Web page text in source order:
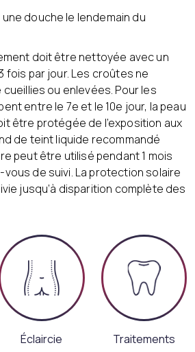
douche le lendemain du
doit être nettoyée avec un
fois par jour. Les croûtes ne
ou enlevées. Pour les
entre le 7e et le 10e jour, la peau
être protégée de l’exposition aux
de teint liquide recommandé
peut être utilisé pendant 1 mois
vous de suivi. La protection solaire
jusqu’à disparition complète des
Éclaircie
Traitements